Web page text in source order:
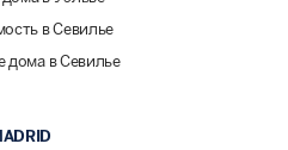
в Севилье
дома в Севилье